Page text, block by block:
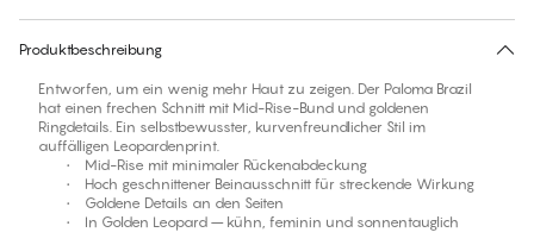
Produktbeschreibung
Entworfen, um ein wenig mehr Haut zu zeigen. Der Paloma Brazil
hat einen frechen Schnitt mit Mid-Rise-Bund und goldenen
Ringdetails. Ein selbstbewusster, kurvenfreundlicher Stil im
auffälligen Leopardenprint.
• Mid-Rise mit minimaler Rückenabdeckung
• Hoch geschnittener Beinausschnitt für streckende Wirkung
• Goldene Details an den Seiten
• In Golden Leopard – kühn, feminin und sonnentauglich